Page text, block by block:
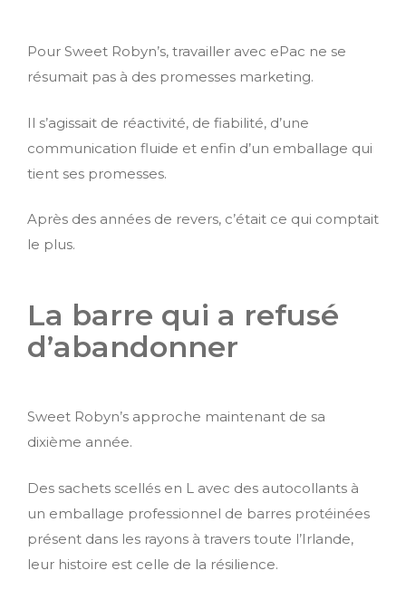
Pour Sweet Robyn’s, travailler avec ePac ne se
résumait pas à des promesses marketing.
Il s’agissait de réactivité, de fiabilité, d’une
communication fluide et enfin d’un emballage qui
tient ses promesses.
Après des années de revers, c’était ce qui comptait
le plus.
La barre qui a refusé
d’abandonner
Sweet Robyn’s approche maintenant de sa
dixième année.
Des sachets scellés en L avec des autocollants à
un emballage professionnel de barres protéinées
présent dans les rayons à travers toute l’Irlande,
leur histoire est celle de la résilience.